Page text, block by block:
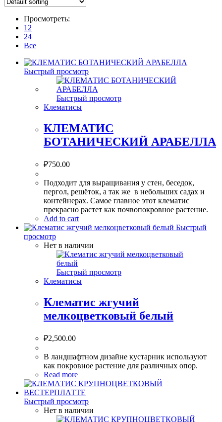
Просмотреть:
12
24
Все
Быстрый просмотр
Быстрый просмотр
Клематисы
КЛЕМАТИС
БОТАНИЧЕСКИЙ АРАБЕЛЛА
₽750.00
Подходит для выращивания у стен, беседок,
пергол, решёток, а так же в небольших садах и
контейнерах. Самое главное этот клематис
прекрасно растет как почвопокровное растение.
Add to cart
Быстрый
просмотр
Нет в наличии
Быстрый просмотр
Клематисы
Клематис жгучий
мелкоцветковый белый
₽2,500.00
В ландшафтном дизайне кустарник используют
как покровное растение для различных опор.
Read more
Быстрый просмотр
Нет в наличии